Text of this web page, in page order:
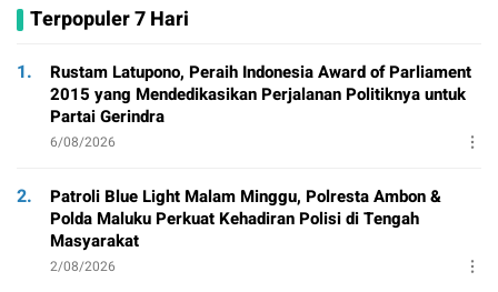
Terpopuler 7 Hari
1.
Rustam Latupono, Peraih Indonesia Award of Parliament
2015 yang Mendedikasikan Perjalanan Politiknya untuk
Partai Gerindra
6/08/2026
2.
Patroli Blue Light Malam Minggu, Polresta Ambon &
Polda Maluku Perkuat Kehadiran Polisi di Tengah
Masyarakat
2/08/2026